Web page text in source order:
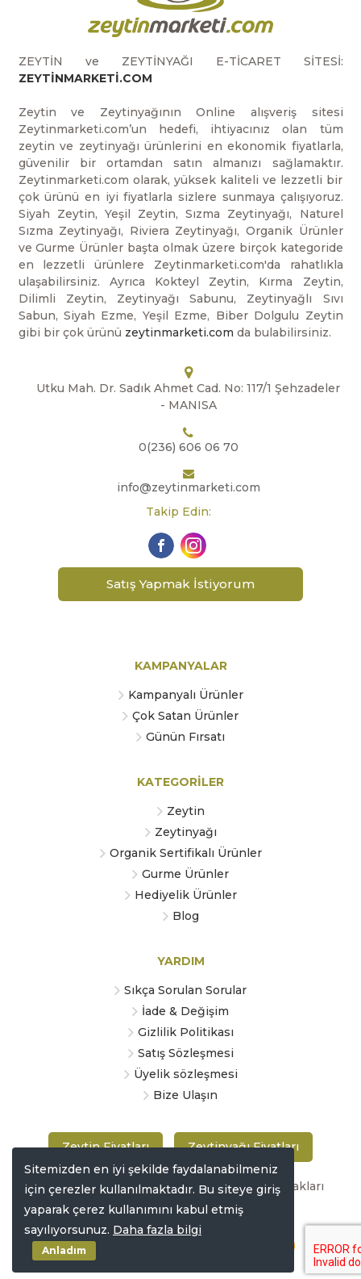
ZEYTİN ve ZEYTİNYAĞI E-TİCARET SİTESİ:
ZEYTİNMARKETİ.COM
Zeytin ve Zeytinyağının Online alışveriş sitesi
Zeytinmarketi.com’un hedefi, ihtiyacınız olan tüm
zeytin ve zeytinyağı ürünlerini en ekonomik fiyatlarla,
güvenilir bir ortamdan satın almanızı sağlamaktır.
Zeytinmarketi.com olarak, yüksek kaliteli ve lezzetli bir
çok ürünü en iyi fiyatlarla sizlere sunmaya çalışıyoruz.
Siyah Zeytin, Yeşil Zeytin, Sızma Zeytinyağı, Naturel
Sızma Zeytinyağı, Riviera Zeytinyağı, Organik Ürünler
ve Gurme Ürünler başta olmak üzere birçok kategoride
en lezzetli ürünlere Zeytinmarketi.com'da rahatlıkla
ulaşabilirsiniz. Ayrıca Kokteyl Zeytin, Kırma Zeytin,
Dilimli Zeytin, Zeytinyağı Sabunu, Zeytinyağlı Sıvı
Sabun, Siyah Ezme, Yeşil Ezme, Biber Dolgulu Zeytin
gibi bir çok ürünü zeytinmarketi.com da bulabilirsiniz.
Utku Mah. Dr. Sadık Ahmet Cad. No: 117/1 Şehzadeler
- MANISA
0(236) 606 06 70
info@zeytinmarketi.com
Takip Edin:
Satış Yapmak İstiyorum
KAMPANYALAR
Kampanyalı Ürünler
Çok Satan Ürünler
Günün Fırsatı
KATEGORİLER
Zeytin
Zeytinyağı
Organik Sertifikalı Ürünler
Gurme Ürünler
Hediyelik Ürünler
Blog
YARDIM
Sıkça Sorulan Sorular
İade & Değişim
Gizlilik Politikası
Satış Sözleşmesi
Üyelik sözleşmesi
Bize Ulaşın
Zeytin Fiyatları Zeytinyağı Fiyatları
Copyright © 2019 zeytinmarketi.com Tüm hakları
saklıdır
Sitemizden en iyi şekilde faydalanabilmeniz
için çerezler kullanılmaktadır. Bu siteye giriş
yaparak çerez kullanımını kabul etmiş
sayılıyorsunuz. Daha fazla bilgi
Anladım